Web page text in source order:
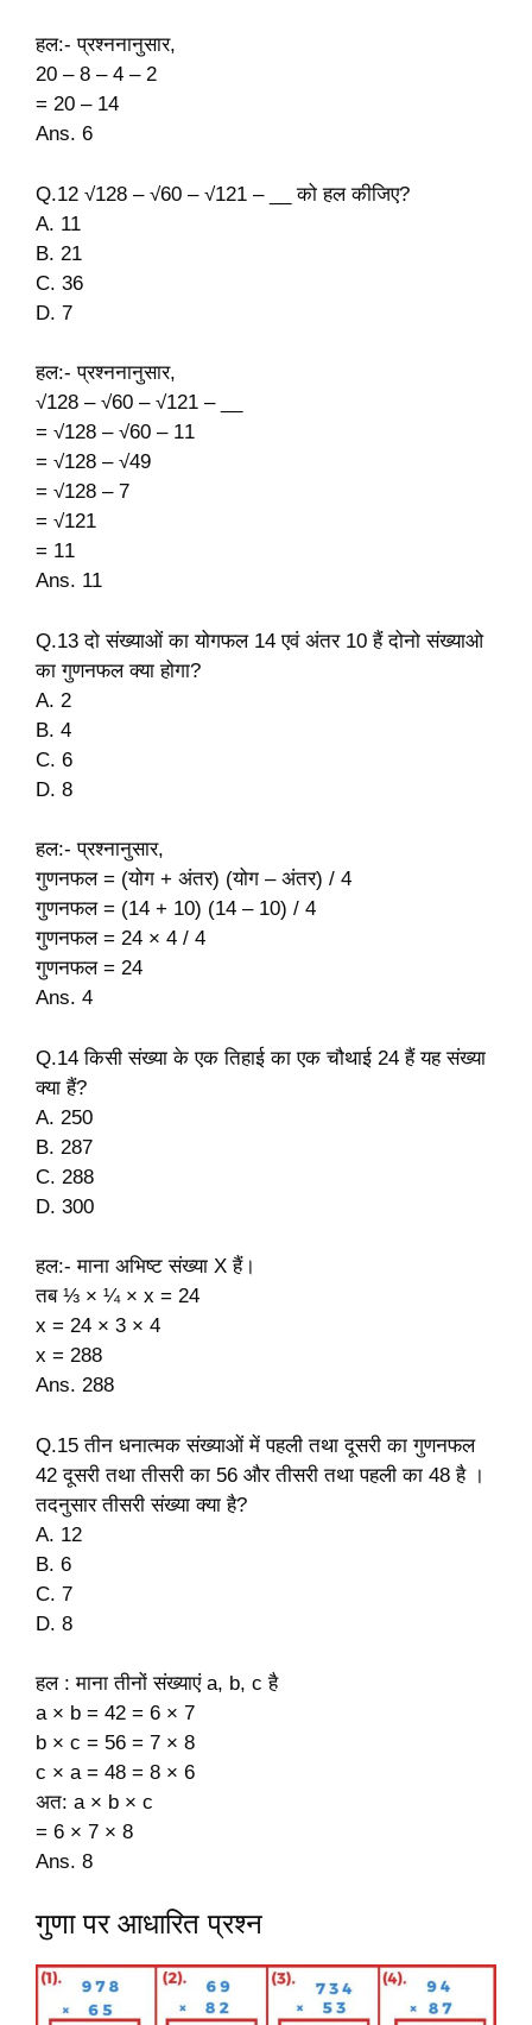
हल:- प्रश्ननानुसार,
20 – 8 – 4 – 2
= 20 – 14
Ans. 6
Q.12 √128 – √60 – √121 – __ को हल कीजिए?
A. 11
B. 21
C. 36
D. 7
हल:- प्रश्ननानुसार,
√128 – √60 – √121 – __
= √128 – √60 – 11
= √128 – √49
= √128 – 7
= √121
= 11
Ans. 11
Q.13 दो संख्याओं का योगफल 14 एवं अंतर 10 हैं दोनो संख्याओ
का गुणनफल क्या होगा?
A. 2
B. 4
C. 6
D. 8
हल:- प्रश्नानुसार,
गुणनफल = (योग + अंतर) (योग – अंतर) / 4
गुणनफल = (14 + 10) (14 – 10) / 4
गुणनफल = 24 × 4 / 4
गुणनफल = 24
Ans. 4
Q.14 किसी संख्या के एक तिहाई का एक चौथाई 24 हैं यह संख्या
क्या हैं?
A. 250
B. 287
C. 288
D. 300
हल:- माना अभिष्ट संख्या X हैं।
तब ⅓ × ¼ × x = 24
x = 24 × 3 × 4
x = 288
Ans. 288
Q.15 तीन धनात्मक संख्याओं में पहली तथा दूसरी का गुणनफल
42 दूसरी तथा तीसरी का 56 और तीसरी तथा पहली का 48 है ।
तदनुसार तीसरी संख्या क्या है?
A. 12
B. 6
C. 7
D. 8
हल : माना तीनों संख्याएं a, b, c है
a × b = 42 = 6 × 7
b × c = 56 = 7 × 8
c × a = 48 = 8 × 6
अत: a × b × c
= 6 × 7 × 8
Ans. 8
गुणा पर आधारित प्रश्न